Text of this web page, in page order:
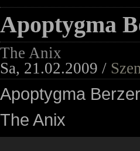
Apoptygma
The Anix
Sa, 21.02.2009 /
Apoptygma
The Anix